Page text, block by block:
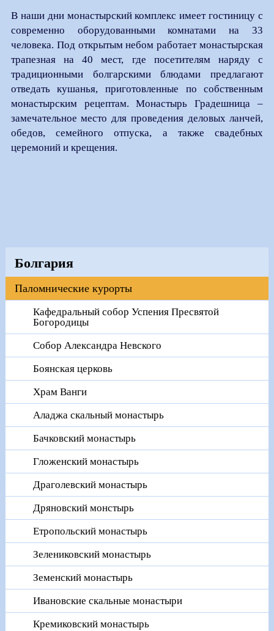
В наши дни монастырский комплекс имеет гостиницу с
современно оборудованными комнатами на 33
человека. Под открытым небом работает монастырская
трапезная на 40 мест, где посетителям наряду с
традиционными болгарскими блюдами предлагают
отведать кушанья, приготовленные по собственным
монастырским рецептам. Монастырь Градешница –
замечательное место для проведения деловых ланчей,
обедов, семейного отпуска, а также свадебных
церемоний и крещения.
Болгария
Паломнические курорты
Кафедральный собор Успения Пресвятой
Богородицы
Собор Александра Невского
Боянская церковь
Храм Ванги
Аладжа скальный монастырь
Бачковский монастырь
Гложенский монастырь
Драголевский монастырь
Дряновский монстырь
Етропольский монастырь
Зелениковский монастырь
Земенский монастырь
Ивановские скальные монастыри
Кремиковский монастырь